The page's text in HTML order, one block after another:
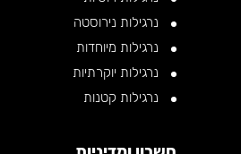
נרגילות נירוסטה
נרגילות מיוחדות
נרגילות יוקרתיות
נרגילות קטנות